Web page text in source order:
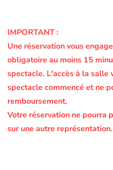
IMPORTANT :
Une réservation vous
obligatoire au moins 15
spectacle. L'accès à la salle
spectacle commencé et ne
remboursement.
Votre réservation ne pourra
sur une autre représentation.